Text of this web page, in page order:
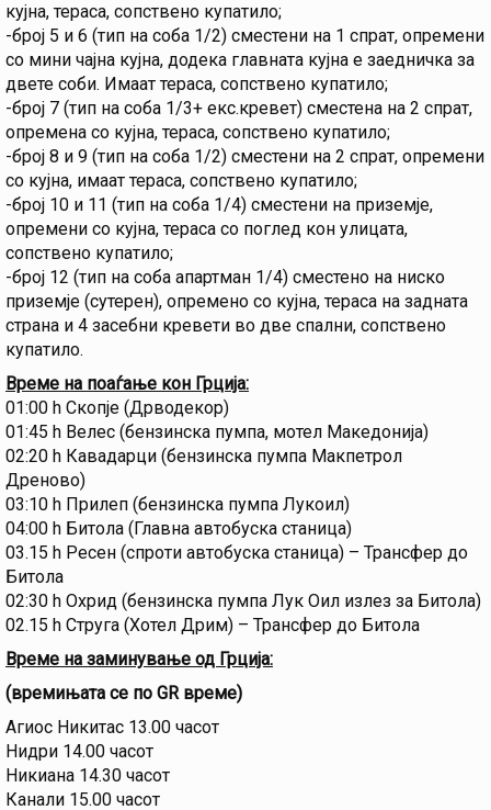
кујна, тераса, сопствено купатило;
-број 5 и 6 (тип на соба 1/2) сместени на 1 спрат, опремени
со мини чајна кујна, додека главната кујна е заедничка за
двете соби. Имаат тераса, сопствено купатило;
-број 7 (тип на соба 1/3+ екс.кревет) сместена на 2 спрат,
опремена со кујна, тераса, сопствено купатило;
-број 8 и 9 (тип на соба 1/2) сместени на 2 спрат, опремени
со кујна, имаат тераса, сопствено купатило;
-број 10 и 11 (тип на соба 1/4) сместени на приземје,
опремени со кујна, тераса со поглед кон улицата,
сопствено купатило;
-број 12 (тип на соба апартман 1/4) сместено на ниско
приземје (сутерен), опремено со кујна, тераса на задната
страна и 4 засебни кревети во две спални, сопствено
купатило.
Време на поаѓање кон Грција:
01:00 h Скопје (Дрводекор)
01:45 h Велес (бензинска пумпа, мотел Македонија)
02:20 h Кавадарци (бензинска пумпа Макпетрол
Дреново)
03:10 h Прилеп (бензинска пумпа Лукоил)
04:00 h Битола (Главна автобуска станица)
03.15 h Ресен (спроти автобуска станица) – Трансфер до
Битола
02:30 h Охрид (бензинска пумпа Лук Оил излез за Битола)
02.15 h Струга (Хотел Дрим) – Трансфер до Битола
Време на заминување од Грција:
(времињата се по GR време)
Агиос Никитас 13.00 часот
Нидри 14.00 часот
Никиана 14.30 часот
Канали 15.00 часот